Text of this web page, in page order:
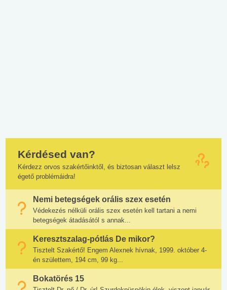
Kérdésed van?
Kérdezz orvos szakértőinktől, és biztosan választ lelsz
égető problémáidra!
Nemi betegségek orális szex esetén
Védekezés nélküli orális szex esetén kell tartani a nemi
betegségek átadásától s annak...
Keresztszalag-pótlás De mikor?
Tisztelt Szakértő! Engem Alexnek hívnak, 1999. október 4-
én születtem, 194 cm, 99 kg...
Bokatörés 15